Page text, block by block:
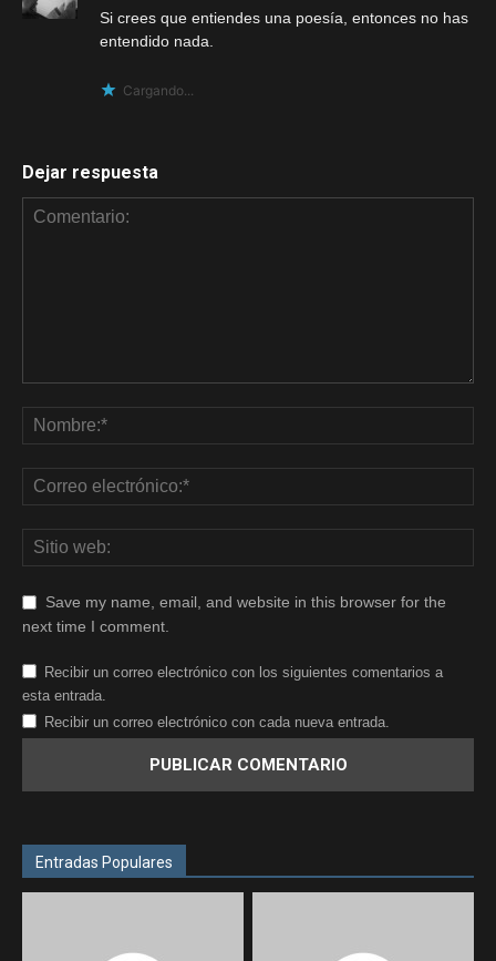
Si crees que entiendes una poesía, entonces no has
entendido nada.
Cargando...
Dejar respuesta
Save my name, email, and website in this browser for the
next time I comment.
Recibir un correo electrónico con los siguientes comentarios a
esta entrada.
Recibir un correo electrónico con cada nueva entrada.
Entradas Populares